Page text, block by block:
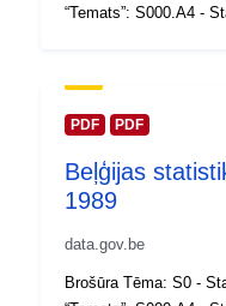
Ģeogrāfiskā
atrašanās vieta:
Identifikatori:
“Temats”: S000.A4 -
PDF PDF
Beļģijas
1989
data.gov.be
Brošūra Tēma: S0 -